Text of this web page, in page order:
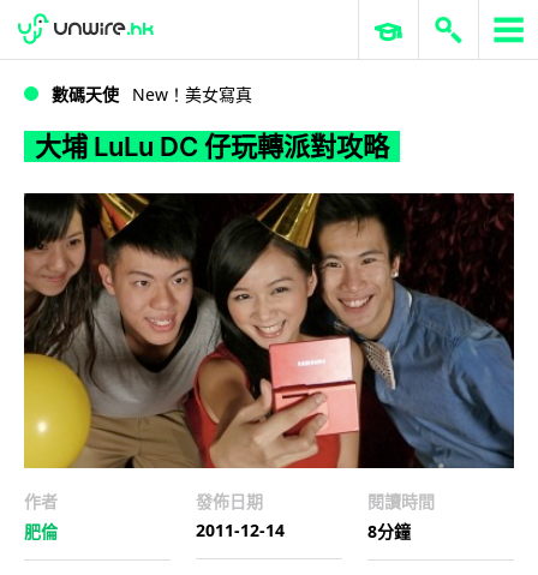
大埔 LuLu DC 仔玩轉派對攻略
WWDC 2026 ERP 與商業 AI
數碼天使 New！美女寫真
大埔 LuLu DC 仔玩轉派對攻略
作者
肥倫
發佈日期
2011-12-14
閱讀時間
8分鐘